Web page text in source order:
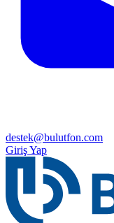
destek@bulutfon.com
Giriş Yap